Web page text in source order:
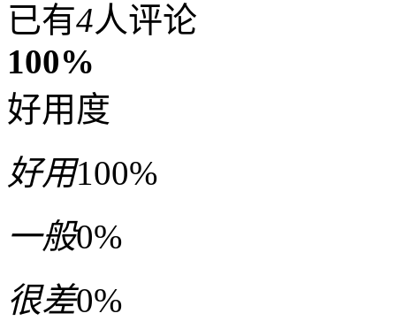
已有4人评论
100%
好用度
好用100%
一般0%
很差0%